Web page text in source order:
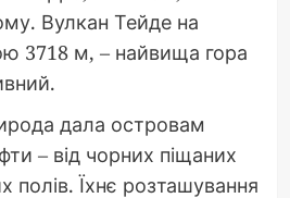
Вулкан Тейде на
3718 м, – найвища гора
дала островам
– від чорних піщаних
полів. Їхнє розташування